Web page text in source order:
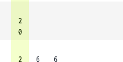
2
0
2
6
6